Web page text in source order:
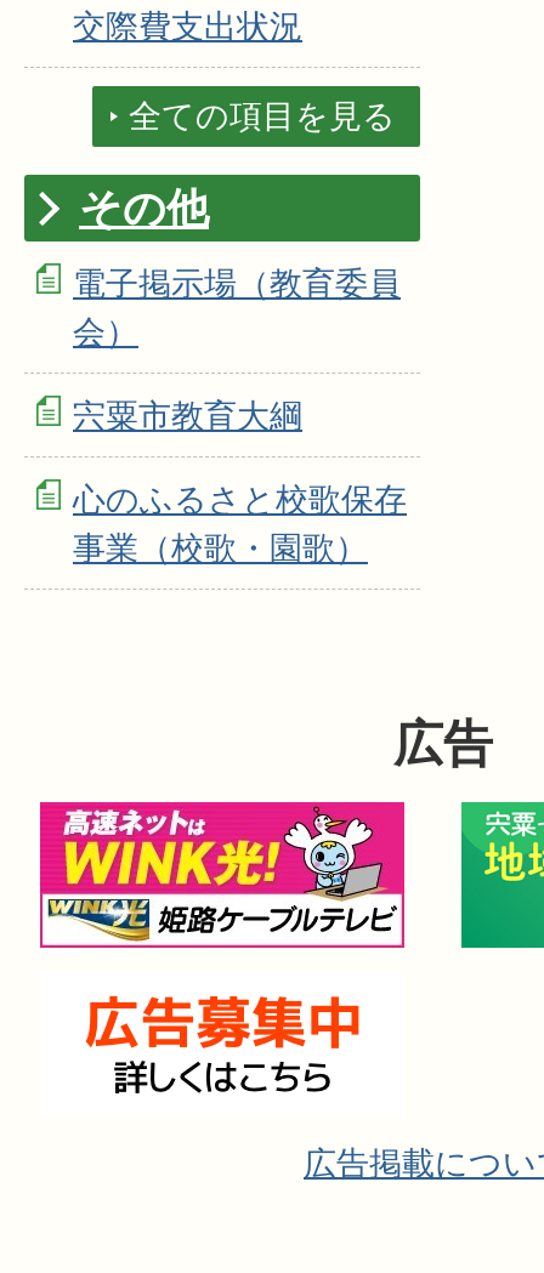
交際費支出状況
全ての項目を見る
その他
電子掲示場（教育委員
会）
宍粟市教育大綱
心のふるさと校歌保存
事業（校歌・園歌）
広告
広告掲載につ